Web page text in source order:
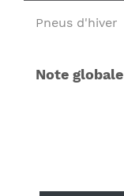
Pneus d'hiver
Note globale